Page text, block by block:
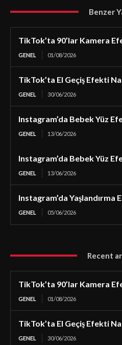
Benzer
TikTok’ta 90’lar Kamera
GENEL 01/08/2026
TikTok’ta El Geçiş Efekti
GENEL 30/06/2026
Instagram’da Bebek Yüz
GENEL 13/06/2026
Instagram’da Bebek Yüz
GENEL 13/06/2026
Instagram’da Yaşlandırma
GENEL 05/06/2026
Recent
TikTok’ta 90’lar Kamera
GENEL 01/08/2026
TikTok’ta El Geçiş Efekti
GENEL 30/06/2026